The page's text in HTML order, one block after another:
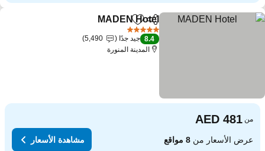
مشاركةAdd to favorites
MADEN Hotel
8.4 جيد جدًا
5,490
المدينة المنورة
من
عرض الأسعار من8 مواقع مشاهدة الأسعار